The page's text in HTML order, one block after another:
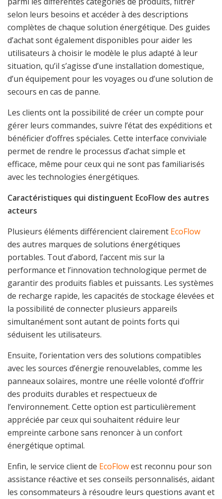
selon leurs besoins et accéder à des descriptions
complètes de chaque solution énergétique. Des guides
d’achat sont également disponibles pour aider les
utilisateurs à choisir le modèle le plus adapté à leur
situation, qu’il s’agisse d’une installation domestique,
d’un équipement pour les voyages ou d’une solution de
secours en cas de panne.
Les clients ont la possibilité de créer un compte pour
gérer leurs commandes, suivre l’état des expéditions et
bénéficier d’offres spéciales. Cette interface conviviale
permet de rendre le processus d’achat simple et
efficace, même pour ceux qui ne sont pas familiarisés
avec les technologies énergétiques.
Caractéristiques qui distinguent EcoFlow des autres
acteurs
Plusieurs éléments différencient clairement EcoFlow
des autres marques de solutions énergétiques
portables. Tout d’abord, l’accent mis sur la
performance et l’innovation technologique permet de
garantir des produits fiables et puissants. Les systèmes
de recharge rapide, les capacités de stockage élevées et
la possibilité de connecter plusieurs appareils
simultanément sont autant de points forts qui
séduisent les utilisateurs.
Ensuite, l’orientation vers des solutions compatibles
avec les sources d’énergie renouvelables, comme les
panneaux solaires, montre une réelle volonté d’offrir
des produits durables et respectueux de
l’environnement. Cette option est particulièrement
appréciée par ceux qui souhaitent réduire leur
empreinte carbone sans renoncer à un confort
énergétique optimal.
Enfin, le service client de EcoFlowest reconnu pour son
assistance réactive et ses conseils personnalisés, aidant
les consommateurs à résoudre leurs questions avant et